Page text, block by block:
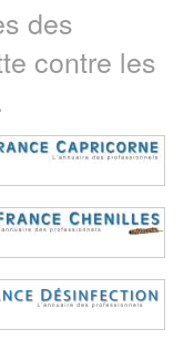
des
contre les